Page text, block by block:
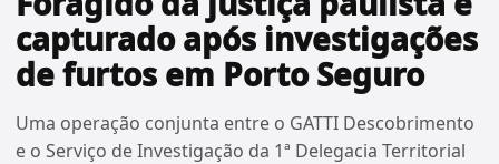
capturado após investigações
de furtos em Porto Seguro
Uma operação conjunta entre o GATTI Descobrimento
e o Serviço de Investigação da 1ª Delegacia Territorial